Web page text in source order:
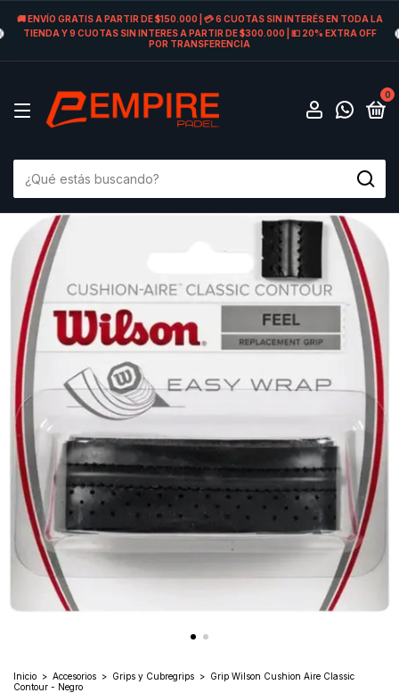
🚚 ENVÍO GRATIS A PARTIR DE $150.000 | 💳 6 CUOTAS SIN INTERÉS EN TODA LA
TIENDA Y 9 CUOTAS SIN INTERES A PARTIR DE $300.000 | 💵 20% EXTRA OFF
POR TRANSFERENCIA
0
Inicio > Accesorios > Grips y Cubregrips > Grip Wilson Cushion Aire Classic
Contour - Negro